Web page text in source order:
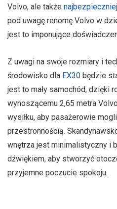
Volvo, ale także
pod uwagę renomę Volvo w
jest to imponujące
Z uwagi na swoje rozmiary i
środowisko dla EX30 będzie
jest to mały samochód, dzięki
wynoszącemu 2,65 metra
wysiłku, aby pasażerowie
przestronnością.
wnętrza jest minimalistyczny i
dźwiękiem, aby stworzyć
przyjemne poczucie spokoju.